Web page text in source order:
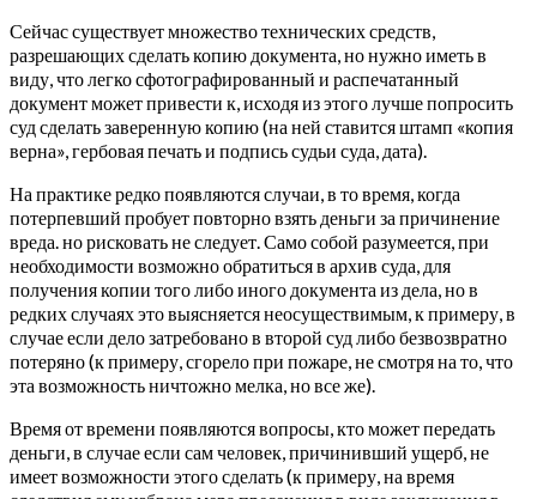
Сейчас существует множество технических средств,
разрешающих сделать копию документа, но нужно иметь в
виду, что легко сфотографированный и распечатанный
документ может привести к, исходя из этого лучше попросить
суд сделать заверенную копию (на ней ставится штамп «копия
верна», гербовая печать и подпись судьи суда, дата).
На практике редко появляются случаи, в то время, когда
потерпевший пробует повторно взять деньги за причинение
вреда. но рисковать не следует. Само собой разумеется, при
необходимости возможно обратиться в архив суда, для
получения копии того либо иного документа из дела, но в
редких случаях это выясняется неосуществимым, к примеру, в
случае если дело затребовано в второй суд либо безвозвратно
потеряно (к примеру, сгорело при пожаре, не смотря на то, что
эта возможность ничтожно мелка, но все же).
Время от времени появляются вопросы, кто может передать
деньги, в случае если сам человек, причинивший ущерб, не
имеет возможности этого сделать (к примеру, на время